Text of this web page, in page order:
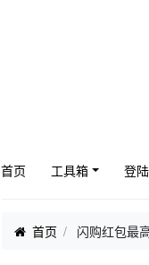
首页 工具箱 登陆
首页 闪购红包最